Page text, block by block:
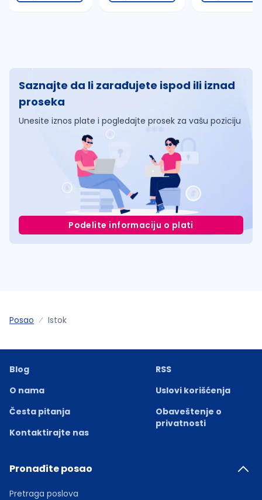
Saznajte da li zarađujete ispod ili iznad
proseka
Unesite iznos plate i pogledajte prosek za vašu poziciju
Podelite informaciju o plati
Posao Istok
Blog
O nama
Česta pitanja
Kontaktirajte nas
RSS
Uslovi korišćenja
Obaveštenje o
privatnosti
Pronađite posao
Pretraga poslova